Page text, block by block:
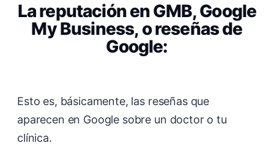
La reputación en GMB, Google
My Business, o reseñas de
Google:
Esto es, básicamente, las reseñas que
aparecen en Google sobre un doctor o tu
clínica.